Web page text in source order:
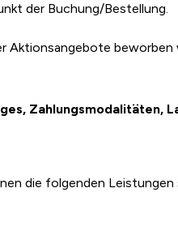
der Buchung/Bestellung.
beworben
Zahlungsmodalitäten,
die folgenden